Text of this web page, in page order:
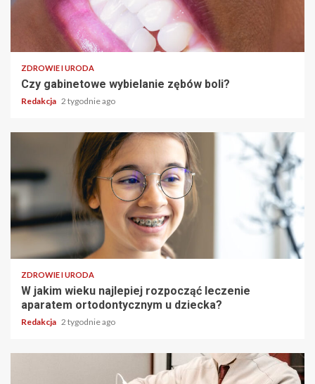
ZDROWIE I URODA
Czy gabinetowe wybielanie zębów boli?
Redakcja 2 tygodnie ago
ZDROWIE I URODA
W jakim wieku najlepiej rozpocząć leczenie
aparatem ortodontycznym u dziecka?
Redakcja 2 tygodnie ago